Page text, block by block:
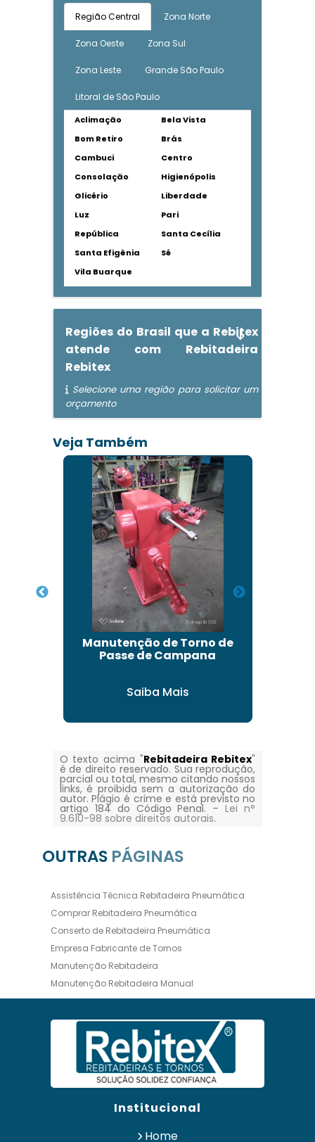
Região Central Zona Norte
Zona Oeste Zona Sul
Zona Leste Grande São Paulo
Litoral de São Paulo
Aclimação
Bela Vista
Bom Retiro
Brás
Cambuci
Centro
Consolação
Higienópolis
Glicério
Liberdade
Luz
Pari
República
Santa Cecília
Santa Efigênia
Sé
Vila Buarque
Regiões do Brasil que a Rebitex
atende com Rebitadeira
Rebitex
Selecione uma região para solicitar um
orçamento
Veja Também
Manutenção de Torno de
Passe de Campana
Saiba Mais
O texto acima "Rebitadeira Rebitex"
é de direito reservado. Sua reprodução,
parcial ou total, mesmo citando nossos
links, é proibida sem a autorização do
autor. Plágio é crime e está previsto no
artigo 184 do Código Penal. –Lei n°
9.610-98 sobre direitos autorais.
OUTRAS PÁGINAS
Assistência Técnica Rebitadeira Pneumática
Comprar Rebitadeira Pneumática
Conserto de Rebitadeira Pneumática
Empresa Fabricante de Tornos
Manutenção Rebitadeira
Manutenção Rebitadeira Manual
Manutenção Rebitadeira Pneumática
Manutenção Torno
Maquina Rebitadeira Pneumática
Preço de Rebitadeira Pneumática
Preço de Torno para Retificar Disco de Freio
Rebitadeira de Lona Pneumática
Rebitadeira HidráulicaInstitucional
Home